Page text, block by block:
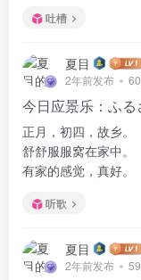
吐槽
夏目
2年前发布
今日应景乐：ふ
正月，初四，故乡。
舒舒服服窝在家中。
有家的感觉，真好。
听歌
夏目
2年前发布